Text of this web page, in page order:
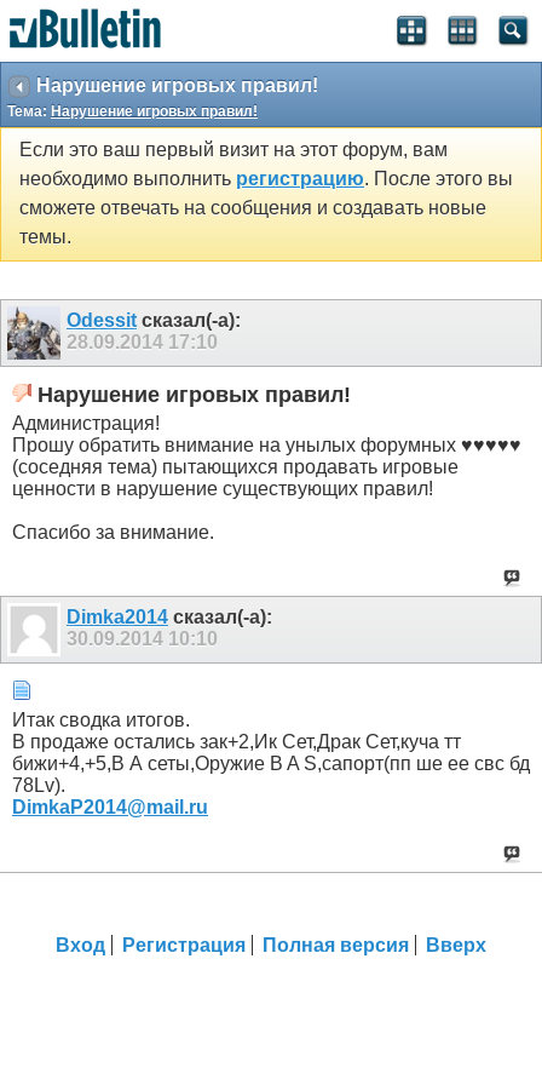
Нарушение игровых правил!
Тема: Нарушение игровых правил!
Если это ваш первый визит на этот форум, вам
необходимо выполнить регистрацию. После этого вы
сможете отвечать на сообщения и создавать новые
темы.
Odessit сказал(-а):
28.09.2014 17:10
Нарушение игровых правил!
Администрация!
Прошу обратить внимание на унылых форумных ♥♥♥♥♥
(соседняя тема) пытающихся продавать игровые
ценности в нарушение существующих правил!
Спасибо за внимание.
Dimka2014 сказал(-а):
30.09.2014 10:10
Итак сводка итогов.
В продаже остались зак+2,Ик Сет,Драк Сет,куча тт
бижи+4,+5,B А сеты,Оружие B A S,сапорт(пп ше ее свс бд
78Lv).
DimkaP2014@mail.ru
Вход Регистрация Полная версия Вверх